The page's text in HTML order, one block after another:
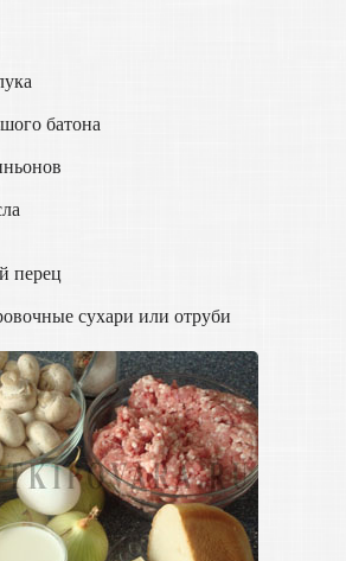
батона
перец
сухари или отруби